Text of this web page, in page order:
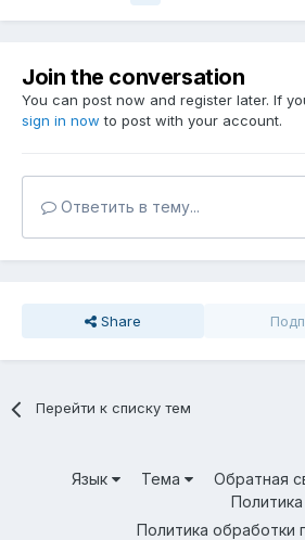
Join the conversation
You can post now and register later. If
sign in now to post with your account.
Ответить в тему...
Share
Перейти к списку тем
Язык Тема Обратная
Политика обработки